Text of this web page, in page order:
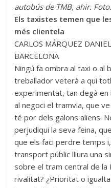
autobús de TMB, ahir.
Els taxistes temen que
més clientela
CARLOS MÁRQUEZ DANIEL
BARCELONA
Ningú fa ombra al taxi o al
treballador veterà a qui
experimentat, tan degà en
al negoci el tramvia, que
té por dels galons aliens.
perjudiqui la seva feina,
que els faci perdre temps
transport públic lliura una
sobre el tram central de la
rivalitat? ¿Prioritat o